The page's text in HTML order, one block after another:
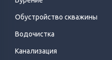
Обустройство скважины
Водочистка
Канализация